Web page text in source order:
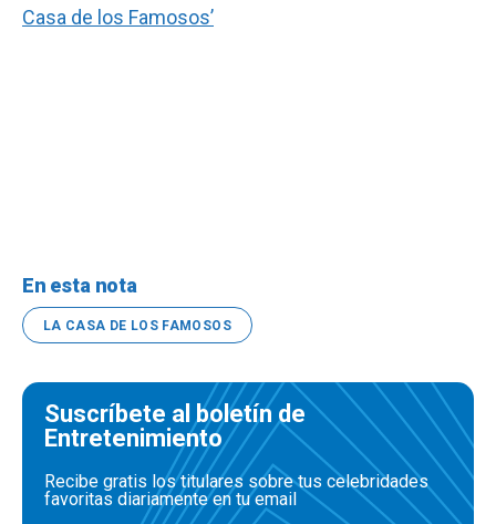
Casa de los Famosos’
En esta nota
LA CASA DE LOS FAMOSOS
Suscríbete al boletín de
Entretenimiento
Recibe gratis los titulares sobre tus celebridades
favoritas diariamente en tu email